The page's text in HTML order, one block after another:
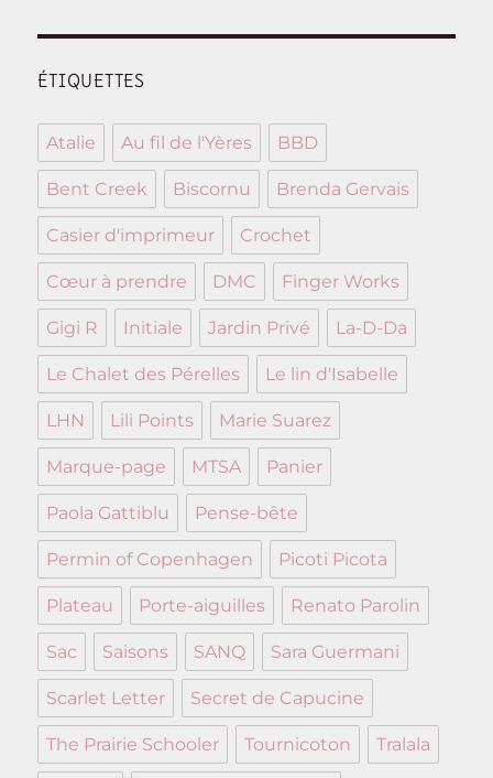
ÉTIQUETTES
Atalie Au fil de l'Yères BBD
Bent Creek Biscornu Brenda Gervais
Casier d'imprimeur Crochet
Cœur à prendre DMC Finger Works
Gigi R Initiale Jardin Privé La-D-Da
Le Chalet des Pérelles Le lin d'Isabelle
LHN Lili Points Marie Suarez
Marque-page MTSA Panier
Paola Gattiblu Pense-bête
Permin of Copenhagen Picoti Picota
Plateau Porte-aiguilles Renato Parolin
Sac Saisons SANQ Sara Guermani
Scarlet Letter Secret de Capucine
The Prairie Schooler Tournicoton Tralala